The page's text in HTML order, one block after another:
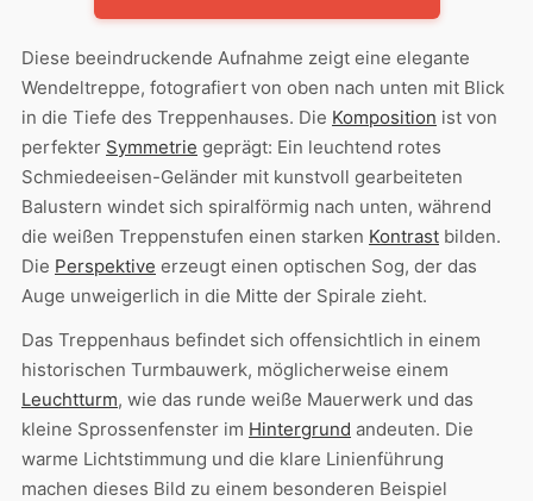
Diese beeindruckende Aufnahme zeigt eine elegante
Wendeltreppe, fotografiert von oben nach unten mit Blick
in die Tiefe des Treppenhauses. Die Komposition ist von
perfekter Symmetrie geprägt: Ein leuchtend rotes
Schmiedeeisen-Geländer mit kunstvoll gearbeiteten
Balustern windet sich spiralförmig nach unten, während
die weißen Treppenstufen einen starken Kontrast bilden.
Die Perspektive erzeugt einen optischen Sog, der das
Auge unweigerlich in die Mitte der Spirale zieht.
Das Treppenhaus befindet sich offensichtlich in einem
historischen Turmbauwerk, möglicherweise einem
Leuchtturm, wie das runde weiße Mauerwerk und das
kleine Sprossenfenster im Hintergrund andeuten. Die
warme Lichtstimmung und die klare Linienführung
machen dieses Bild zu einem besonderen Beispiel